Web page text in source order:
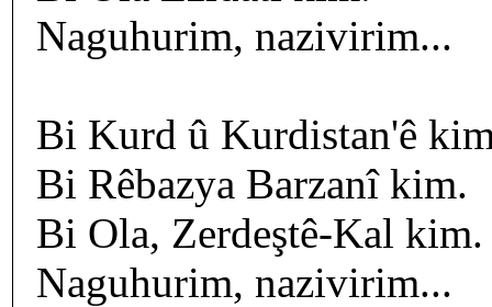
Naguhurim, nazivirim...
Bi Kurd û Kurdistan'ê
Bi Rêbazya Barzanî kim.
Bi Ola, Zerdeştê-Kal kim.
Naguhurim, nazivirim...